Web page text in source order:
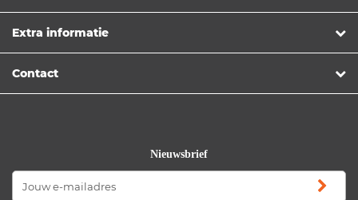
Extra informatie
Contact
Nieuwsbrief